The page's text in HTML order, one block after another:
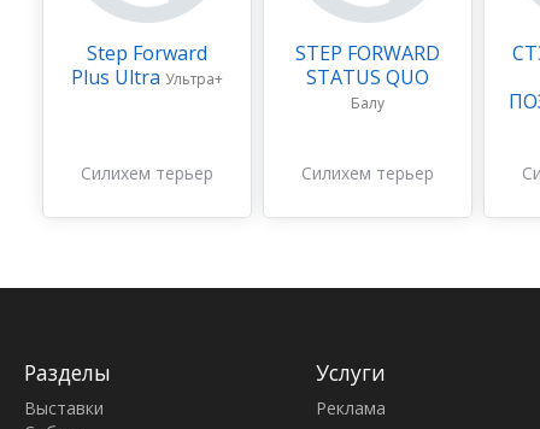
Step Forward
Plus Ultra Ультра+
Силихем терьер
STEP FORWARD
STATUS QUO
Балу
Силихем терьер
Разделы
Выставки
Услуги
Реклама